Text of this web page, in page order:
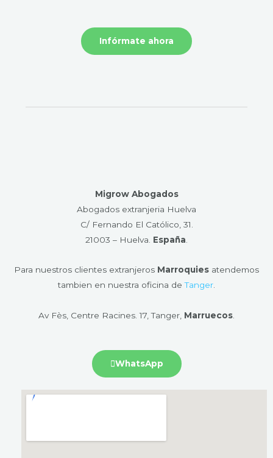
Infórmate ahora
Migrow Abogados
Abogados extranjeria Huelva
C/ Fernando El Católico, 31.
21003 – Huelva​. España
Para nuestros clientes extranjeros Marroquies atendemos
tambien en nuestra oficina deTanger
Av Fès, Centre Racines. 17, Tanger, Marruecos
WhatsApp